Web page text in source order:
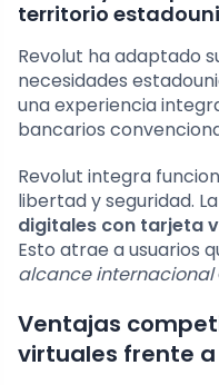
territorio
Revolut ha adaptado
necesidades
una experiencia
bancarios
Revolut integra
libertad y seguridad.
digitales con tarjeta
Esto atrae a usuarios
alcance internacional
Ventajas
virtuales frente